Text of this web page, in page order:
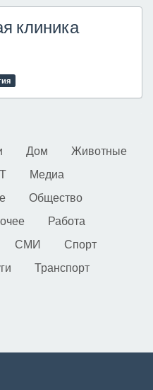
клиника
Дом
Животные
Медиа
Общество
Работа
СМИ
Спорт
Транспорт